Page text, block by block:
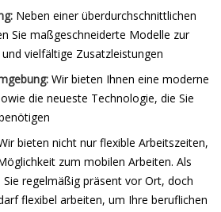
Neben einer überdurchschnittlichen
Sie maßgeschneiderte Modelle zur
vielfältige Zusatzleistungen
Wir bieten Ihnen eine moderne
die neueste Technologie, die Sie
bieten nicht nur flexible Arbeitszeiten,
zum mobilen Arbeiten. Als
Sie regelmäßig präsent vor Ort, doch
flexibel arbeiten, um Ihre beruflichen